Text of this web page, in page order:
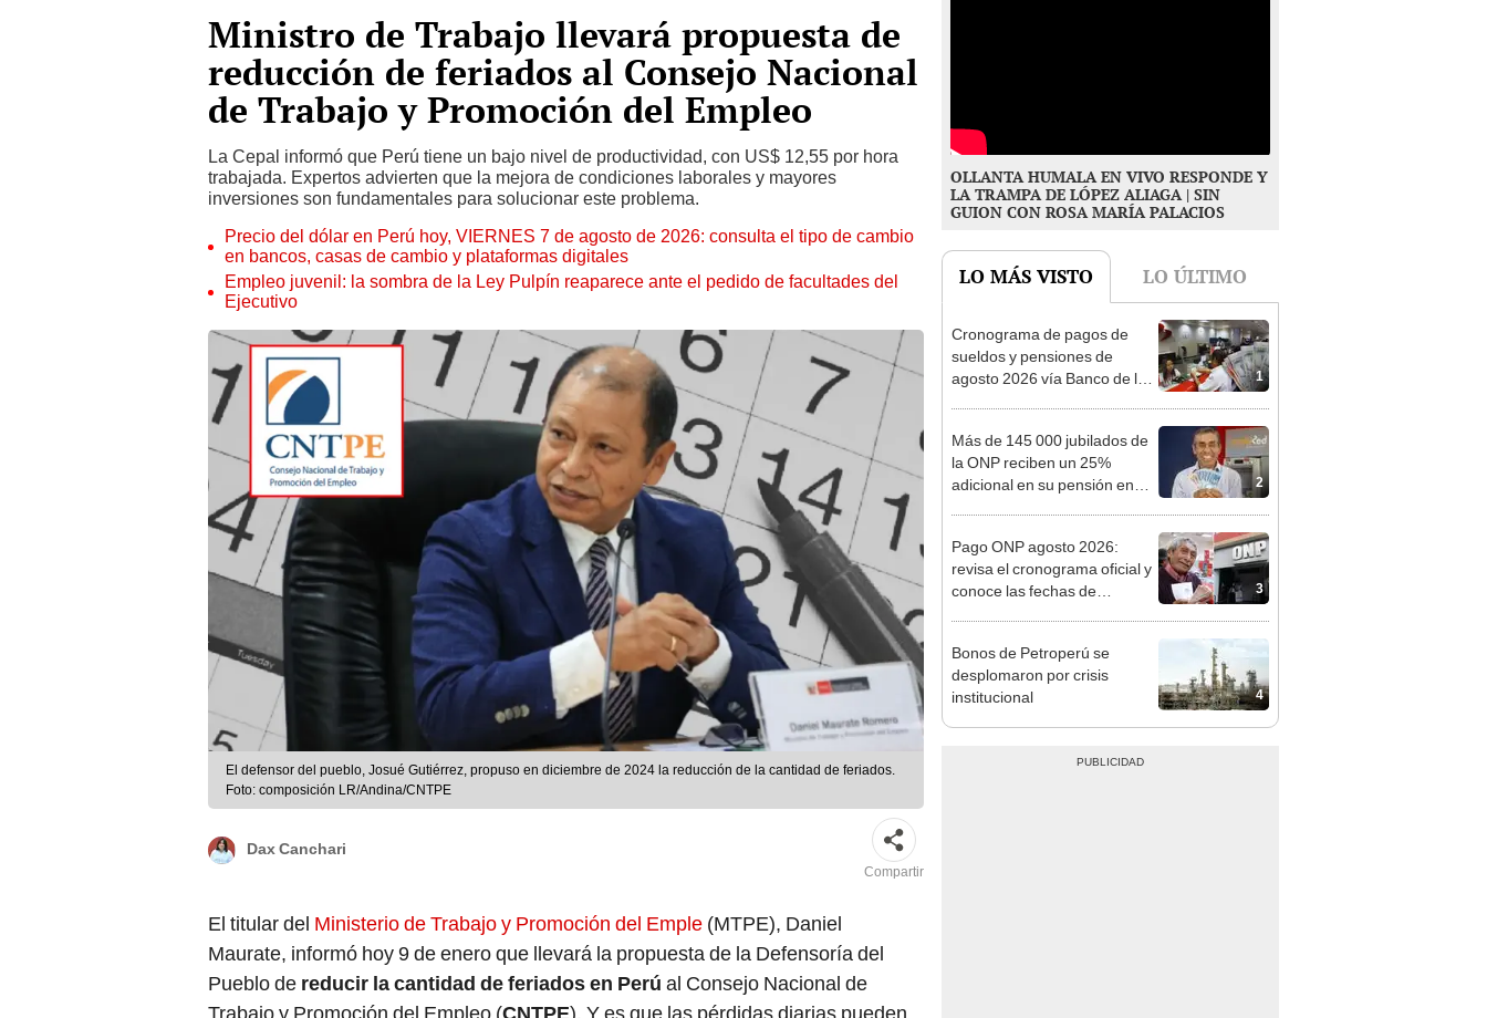
Ministro de Trabajo llevará propuesta de
reducción de feriados al Consejo Nacional
de Trabajo y Promoción del Empleo
La Cepal informó que Perú tiene un bajo nivel de productividad, con US$ 12,55 por hora
trabajada. Expertos advierten que la mejora de condiciones laborales y mayores
inversiones son fundamentales para solucionar este problema.
Precio del dólar en Perú hoy, VIERNES 7 de agosto de 2026: consulta el tipo de cambio
en bancos, casas de cambio y plataformas digitales
Empleo juvenil: la sombra de la Ley Pulpín reaparece ante el pedido de facultades del
Ejecutivo
El defensor del pueblo, Josué Gutiérrez, propuso en diciembre de 2024 la reducción de la cantidad de feriados.
Foto: composición LR/Andina/CNTPE
Dax Canchari
Compartir
El titular del Ministerio de Trabajo y Promoción del Emple (MTPE), Daniel
Maurate, informó hoy 9 de enero que llevará la propuesta de la Defensoría del
Pueblo de reducir la cantidad de feriados en Perú al Consejo Nacional de
OLLANTA HUMALA EN VIVO RESPONDE Y
LA TRAMPA DE LÓPEZ ALIAGA | SIN
GUION CON ROSA MARÍA PALACIOS
LO MÁS VISTO LO ÚLTIMO
1
Cronograma de pagos de
sueldos y pensiones de
agosto 2026 vía Banco de la
2
Más de 145 000 jubilados de
la ONP reciben un 25%
adicional en su pensión en
3
Pago ONP agosto 2026:
revisa el cronograma oficial y
conoce las fechas de
4
Bonos de Petroperú se
desplomaron por crisis
institucional